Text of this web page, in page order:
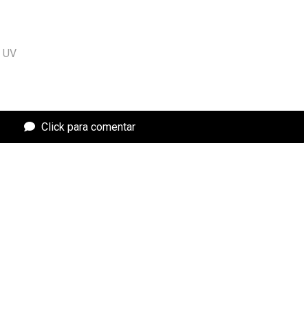
UV
Click para comentar